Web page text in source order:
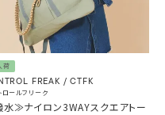
荷
FREAK / CTFK
ロールフリーク
≫ナイロン3WAYスクエアトー